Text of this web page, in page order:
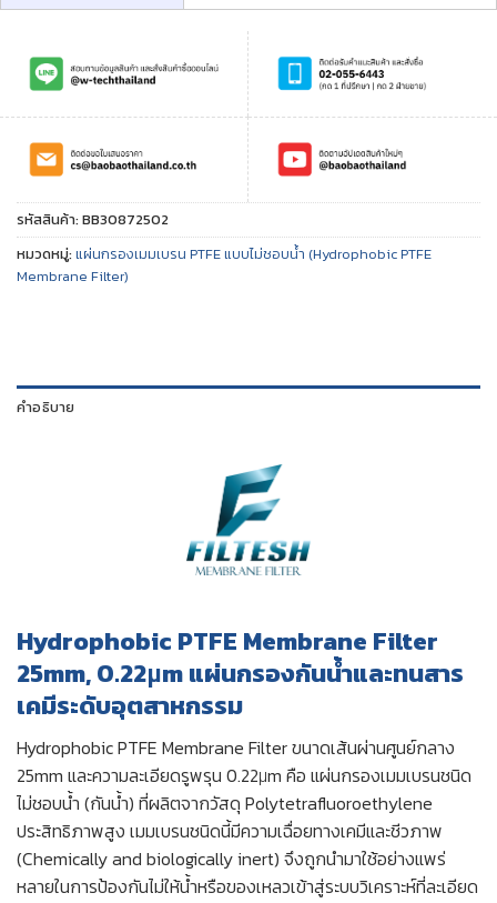
รหัสสินค้า: BB30872502
หมวดหมู่: แผ่นกรองเมมเบรน PTFE แบบไม่ชอบน้ำ (Hydrophobic PTFE
Membrane Filter)
คำอธิบาย
Hydrophobic PTFE Membrane Filter
25mm, 0.22μm แผ่นกรองกันน้ำและทนสาร
เคมีระดับอุตสาหกรรม
Hydrophobic PTFE Membrane Filter ขนาดเส้นผ่านศูนย์กลาง
25mm และความละเอียดรูพรุน 0.22μm คือ แผ่นกรองเมมเบรนชนิด
ไม่ชอบน้ำ (กันน้ำ) ที่ผลิตจากวัสดุ Polytetrafluoroethylene
ประสิทธิภาพสูง เมมเบรนชนิดนี้มีความเฉื่อยทางเคมีและชีวภาพ
(Chemically and biologically inert) จึงถูกนำมาใช้อย่างแพร่
หลายในการป้องกันไม่ให้น้ำหรือของเหลวเข้าสู่ระบบวิเคราะห์ที่ละเอียด